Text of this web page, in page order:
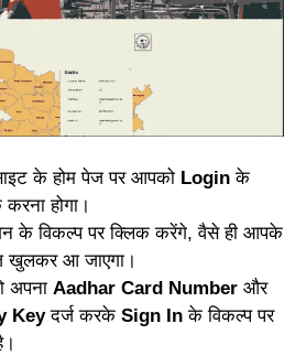
के होम पेज पर आपको Loginके
होगा।
के विकल्प पर क्लिक करेंगे, वैसे ही आपके
खुलकर आ जाएगा।
अपना Aadhar Card Number और
Keyदर्ज करके Sign Inके विकल्प पर